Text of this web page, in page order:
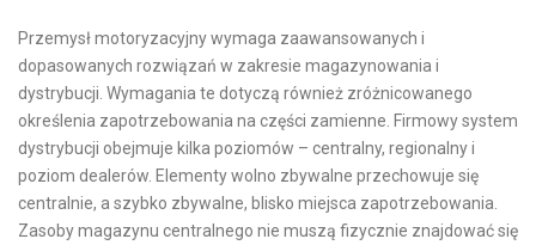
Przemysł motoryzacyjny wymaga zaawansowanych i
dopasowanych rozwiązań w zakresie magazynowania i
dystrybucji. Wymagania te dotyczą również zróżnicowanego
określenia zapotrzebowania na części zamienne. Firmowy system
dystrybucji obejmuje kilka poziomów – centralny, regionalny i
poziom dealerów. Elementy wolno zbywalne przechowuje się
centralnie, a szybko zbywalne, blisko miejsca zapotrzebowania.
Zasoby magazynu centralnego nie muszą fizycznie znajdować się